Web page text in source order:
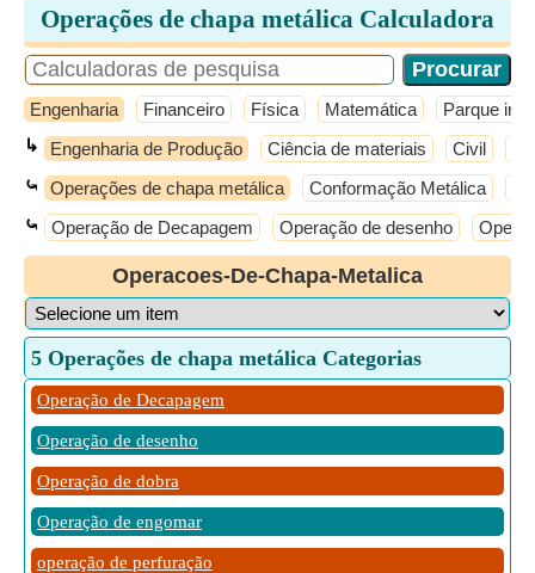
Operações de chapa metálica Calculadora
Engenharia Financeiro Física Matemática Parque
↳ Engenharia de Produção Ciência de materiais Civil
⤿ Operações de chapa metálica Conformação Metálica
⤿ Operação de Decapagem Operação de desenho
Operacoes-De-Chapa-Metalica
5 Operações de chapa metálica Categorias
Operação de Decapagem
Operação de desenho
Operação de dobra
Operação de engomar
operação de perfuração